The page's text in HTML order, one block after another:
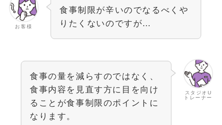
お客様
食事制限が辛いのでなるべくや
りたくないのですが…
スタジオU
トレーナー
食事の量を減らすのではなく、
食事内容を見直す方に目を向け
ることが食事制限のポイントに
なります。